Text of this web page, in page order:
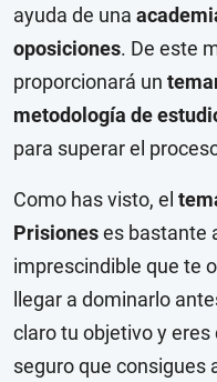
ayuda de una
oposiciones. De este
proporcionará un
metodología de
para superar el
Como has visto, el
Prisioneses bastante
imprescindible que te
llegar a dominarlo
claro tu objetivo y
seguro que consigues